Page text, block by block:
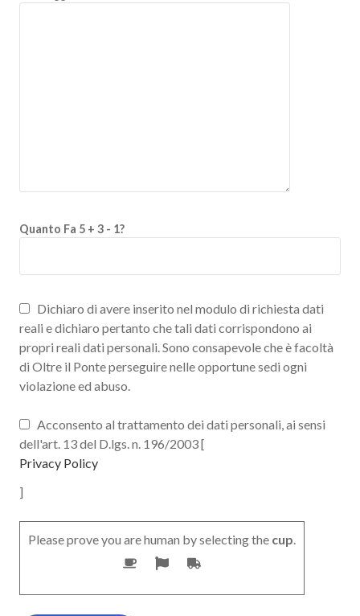
Quanto Fa 5 + 3 - 1?
Dichiaro di avere inserito nel modulo di richiesta dati
reali e dichiaro pertanto che tali dati corrispondono ai
propri reali dati personali. Sono consapevole che è facoltà
di Oltre il Ponte perseguire nelle opportune sedi ogni
violazione ed abuso.
Acconsento al trattamento dei dati personali, ai sensi
dell'art. 13 del D.lgs. n. 196/2003 [
Privacy Policy
]
Please prove you are human by selecting the cup.